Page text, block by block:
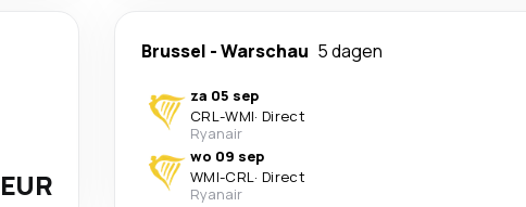
Brussel -Warschau 5 dagen
za 05 sep
CRL-WMI· Direct
Ryanair
wo 09 sep
WMI-CRL· Direct
Ryanair